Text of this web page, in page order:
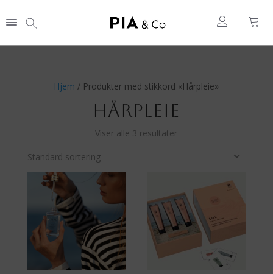
Hjem / Produkter med stikkord «Hårpleie»
HÅRPLEIE
Viser alle 3 resultater
Standard sortering